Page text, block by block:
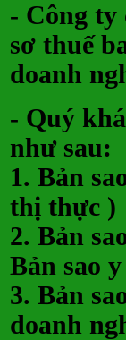
- Công ty
sơ thuế
doanh
- Quý
như sau:
1. Bản
thị thực )
2. Bản
Bản sao
3. Bản
doanh